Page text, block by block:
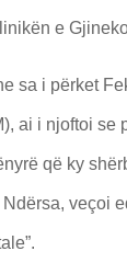
e
sa i përket
ai i njoftoi se
që ky
Ndërsa, veçoi